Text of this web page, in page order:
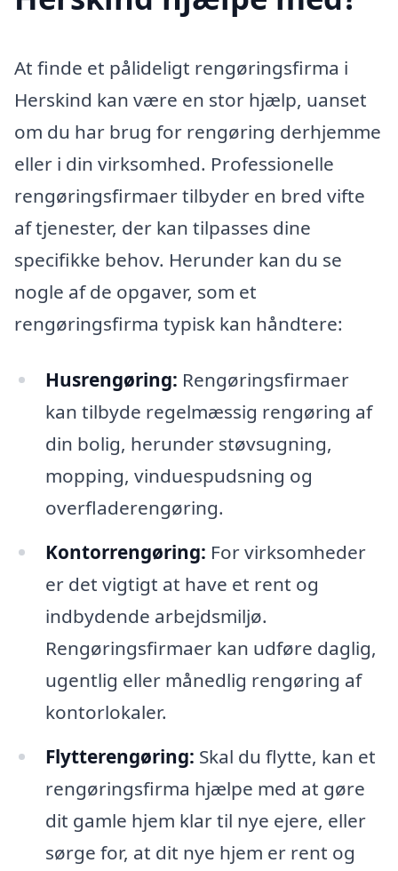
At finde et pålideligt rengøringsfirma i
Herskind kan være en stor hjælp, uanset
om du har brug for rengøring derhjemme
eller i din virksomhed. Professionelle
rengøringsfirmaer tilbyder en bred vifte
af tjenester, der kan tilpasses dine
specifikke behov. Herunder kan du se
nogle af de opgaver, som et
rengøringsfirma typisk kan håndtere:
Husrengøring: Rengøringsfirmaer
kan tilbyde regelmæssig rengøring af
din bolig, herunder støvsugning,
mopping, vinduespudsning og
overfladerengøring.
Kontorrengøring: For virksomheder
er det vigtigt at have et rent og
indbydende arbejdsmiljø.
Rengøringsfirmaer kan udføre daglig,
ugentlig eller månedlig rengøring af
kontorlokaler.
Flytterengøring: Skal du flytte, kan et
rengøringsfirma hjælpe med at gøre
dit gamle hjem klar til nye ejere, eller
sørge for, at dit nye hjem er rent og